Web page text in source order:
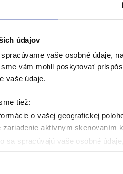
údajov
spracúvame vaše osobné údaje,
vám mohli poskytovať
vaše údaje.
tiež:
o vašej geografickej
zariadenie aktívnym skenovaním
sa spracúvajú vaše osobné